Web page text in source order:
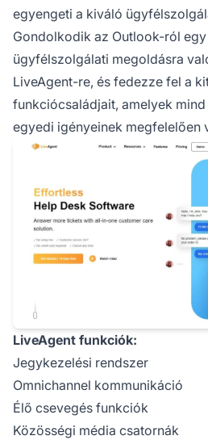
egyengeti a kiváló
Gondolkodik az Outlook-ról
ügyfélszolgálati megoldásra
LiveAgent-re, és fedezze fel a
funkciócsaládjait, amelyek
egyedi igényeinek megfelelően
LiveAgent funkciók:
Jegykezelési rendszer
Omnichannel kommunikáció
Élő csevegés funkciók
Közösségi média csatornák